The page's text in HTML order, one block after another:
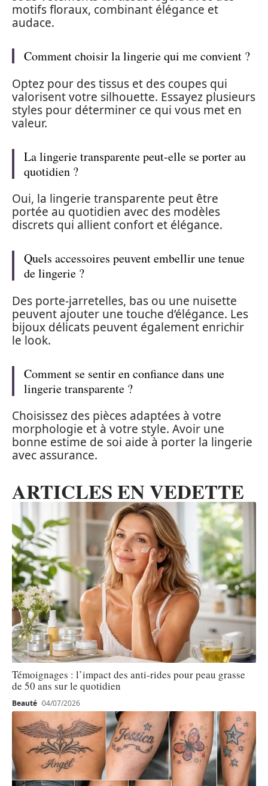
motifs floraux, combinant élégance et
audace.
Comment choisir la lingerie qui me convient ?
Optez pour des tissus et des coupes qui
valorisent votre silhouette. Essayez plusieurs
styles pour déterminer ce qui vous met en
valeur.
La lingerie transparente peut-elle se porter au
quotidien ?
Oui, la lingerie transparente peut être
portée au quotidien avec des modèles
discrets qui allient confort et élégance.
Quels accessoires peuvent embellir une tenue
de lingerie ?
Des porte-jarretelles, bas ou une nuisette
peuvent ajouter une touche d’élégance. Les
bijoux délicats peuvent également enrichir
le look.
Comment se sentir en confiance dans une
lingerie transparente ?
Choisissez des pièces adaptées à votre
morphologie et à votre style. Avoir une
bonne estime de soi aide à porter la lingerie
avec assurance.
ARTICLES EN VEDETTE
Témoignages : l’impact des anti-rides pour peau grasse
de 50 ans sur le quotidien
Beauté 04/07/2026